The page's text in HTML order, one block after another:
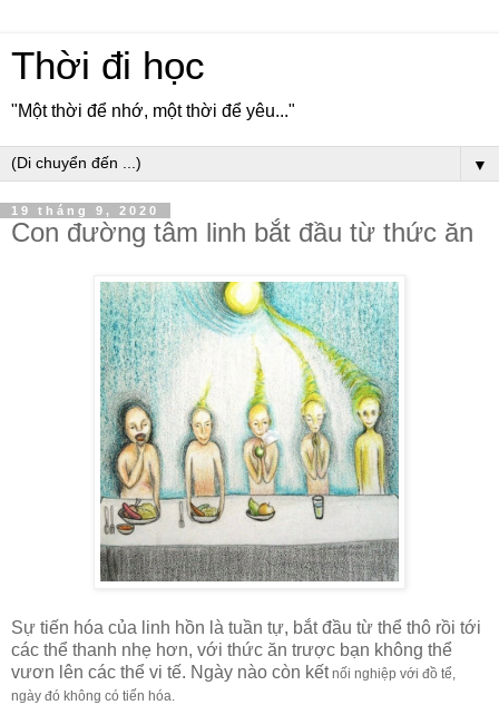
Thời đi học
"Một thời để nhớ, một thời để yêu..."
▼
19 tháng 9, 2020
Con đường tâm linh bắt đầu từ thức ăn
Sự tiến hóa của linh hồn là tuần tự, bắt đầu từ thể thô rồi tới
các thể thanh nhẹ hơn, với thức ăn trược bạn không thể
vươn lên các thể vi tế. Ngày nào còn kết nối nghiệp với đồ tể,
ngày đó không có tiến hóa.